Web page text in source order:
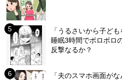
「うるさいから子ど
睡眠3時間でボロボロ
反撃なるか？
「夫のスマホ画面が